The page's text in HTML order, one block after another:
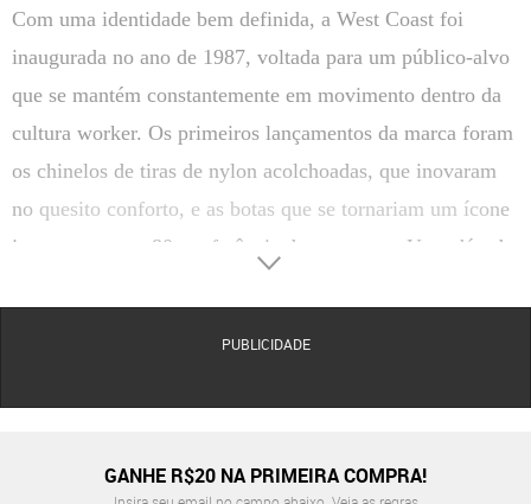
Com uma identidade bem definida, a West Coast foi
inaugurada no ano de 1987, voltada para um público-alvo
que se mantém constantemente em movimento dentro da
cultura worker. Os primeiros lançamentos da marca foram
os chinelos de tiras de nylon acolchoadas, que inovaram
no quesito conforto, e as botas que se tornariam um ícone
jovem nos anos 80 e referência do segmento. Uma década
em média 2,4 milhões de pares de sapatos masculinos por
PUBLICIDADE
GANHE R$20 NA PRIMEIRA COMPRA!